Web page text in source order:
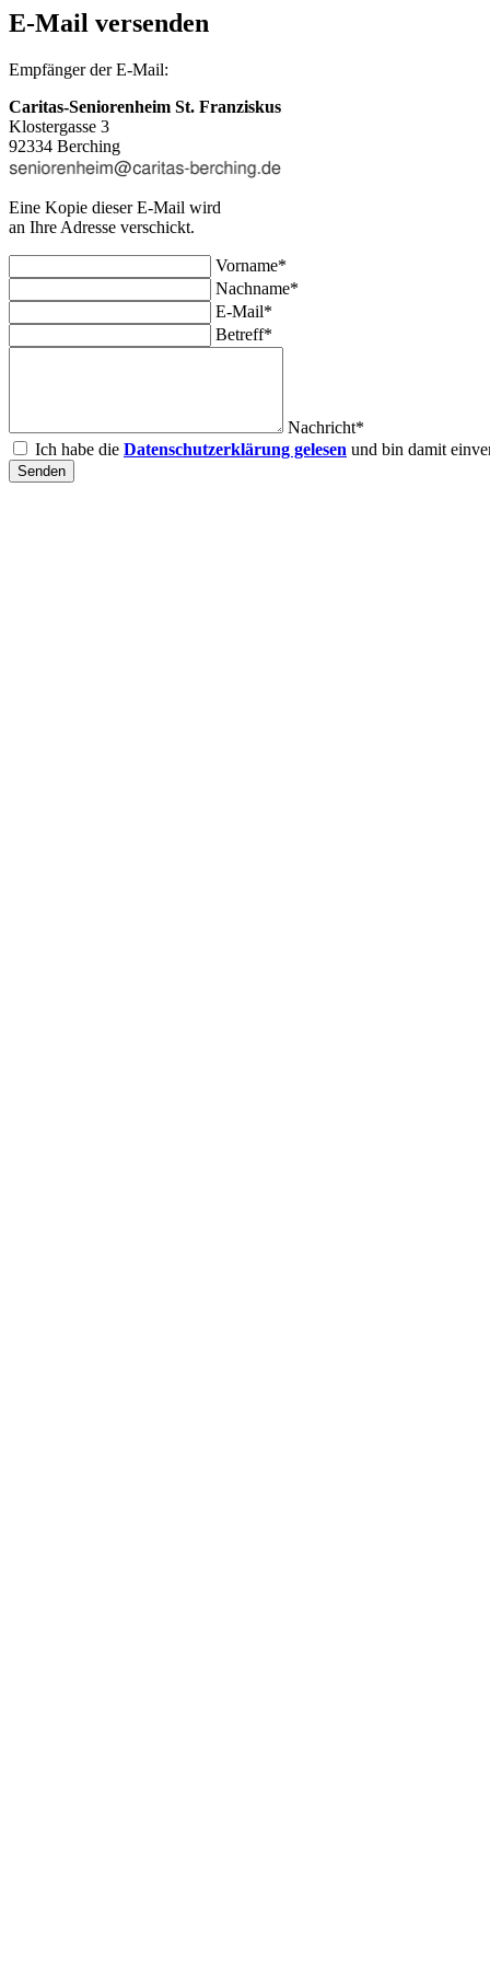
E-Mail versenden
Empfänger der E-Mail:
Caritas-Seniorenheim St. Franziskus
Klostergasse 3
92334 Berching
Eine Kopie dieser E-Mail wird
an Ihre Adresse verschickt.
Vorname*
Nachname*
E-Mail*
Betreff*
Nachricht*
Ich habe die Datenschutzerklärung gelesen und bin damit
Senden